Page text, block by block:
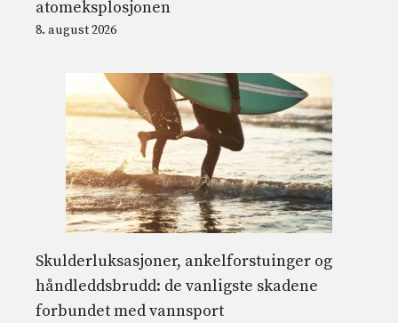
atomeksplosjonen
8. august 2026
Skulderluksasjoner, ankelforstuinger og
håndleddsbrudd: de vanligste skadene
forbundet med vannsport